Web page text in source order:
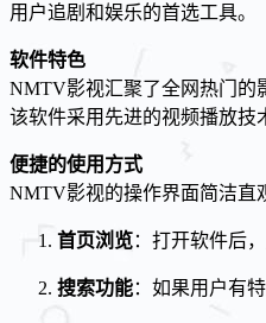
用户追剧和娱乐的首选工具。
软件特色
NMTV影视汇聚了全网热门的
该软件采用先进的视频播放技
便捷的使用方式
NMTV影视的操作界面简洁直
首页浏览：打开软件后
搜索功能：如果用户有